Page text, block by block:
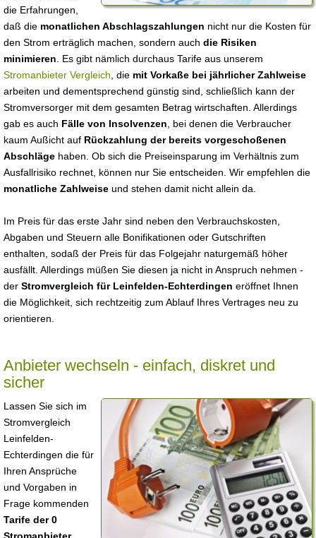
die Erfahrungen,
daß die monatlichen Abschlagszahlungen nicht nur die Kosten für
den Strom erträglich machen, sondern auch die Risiken
minimieren . Es gibt nämlich durchaus Tarife aus unserem
Stromanbieter Vergleich , die mit Vorkaße bei jährlicher Zahlweise
arbeiten und dementsprechend günstig sind, schließlich kann der
Stromversorger mit dem gesamten Betrag wirtschaften. Allerdings
gab es auch Fälle von Insolvenzen , bei denen die Verbraucher
kaum Außicht auf Rückzahlung der bereits vorgeschoßenen
Abschläge haben. Ob sich die Preiseinsparung im Verhältnis zum
Ausfallrisiko rechnet, können nur Sie entscheiden. Wir empfehlen die
monatliche Zahlweise und stehen damit nicht allein da.
Im Preis für das erste Jahr sind neben den Verbrauchskosten,
Abgaben und Steuern alle Bonifikationen oder Gutschriften
enthalten, sodaß der Preis für das Folgejahr naturgemäß höher
ausfällt. Allerdings müßen Sie diesen ja nicht in Anspruch nehmen -
der Stromvergleich für Leinfelden-Echterdingen eröffnet Ihnen
die Möglichkeit, sich rechtzeitig zum Ablauf Ihres Vertrages neu zu
orientieren.
Anbieter wechseln - einfach, diskret und
sicher
Lassen Sie sich im
Stromvergleich
Leinfelden-
Echterdingen die für
Ihren Ansprüche
und Vorgaben in
Frage kommenden
Tarife der 0